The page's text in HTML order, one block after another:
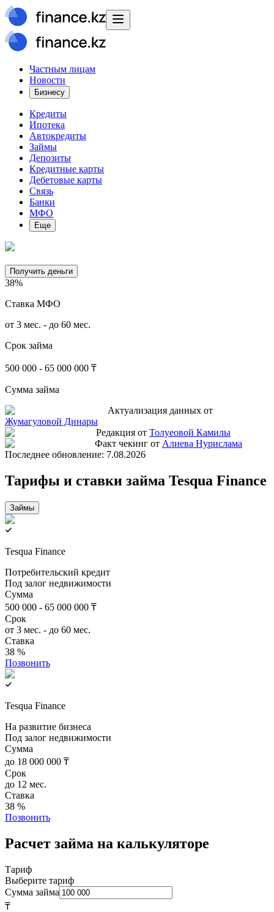
Частным лицам
Новости
Бизнесу
Кредиты
Ипотека
Автокредиты
Займы
Депозиты
Кредитные карты
Дебетовые карты
Связь
Банки
МФО
Еще
Получить деньги
38%
Ставка МФО
от 3 мес. - до 60 мес.
Срок займа
500 000 - 65 000 000 ₸
Сумма займа
Актуализация данных от
Жумагуловой Динары
Редакция от Толуеовой Камилы
Факт чекинг от Алиева Нурислама
Последнее обновление: 7.08.2026
Тарифы и ставки займа Tesqua Finance
Займы
Tesqua Finance
Потребительский кредит
Под залог недвижимости
Сумма
500 000 - 65 000 000 ₸
Срок
от 3 мес. - до 60 мес.
Ставка
38 %
Позвонить
Tesqua Finance
На развитие бизнеса
Под залог недвижимости
Сумма
до 18 000 000 ₸
Срок
до 12 мес.
Ставка
38 %
Позвонить
Расчет займа на калькуляторе
Тариф
Выберите тариф
Сумма займа
₸